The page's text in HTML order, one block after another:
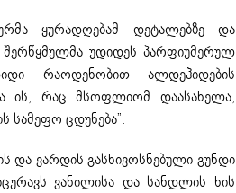
ყურადღებამ დეტალებზე და
უდიდეს პარფიუმერულ
რაოდენობით ალდეჰიდების
ის, რაც მსოფლიომ დაასახელა,
სამეფო ცდუნება”.
და ვარდის გასხივოსნებული გუნდი
ვანილისა და სანდლის ხის